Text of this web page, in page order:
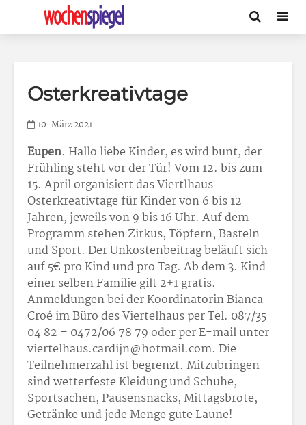
Osterkreativtage
10. März 2021
Eupen. Hallo liebe Kinder, es wird bunt, der
Frühling steht vor der Tür! Vom 12. bis zum
15. April organisiert das Viertlhaus
Osterkreativtage für Kinder von 6 bis 12
Jahren, jeweils von 9 bis 16 Uhr. Auf dem
Programm stehen Zirkus, Töpfern, Basteln
und Sport. Der Unkostenbeitrag beläuft sich
auf 5€ pro Kind und pro Tag. Ab dem 3. Kind
einer selben Familie gilt 2+1 gratis.
Anmeldungen bei der Koordinatorin Bianca
Croé im Büro des Viertelhaus per Tel. 087/35
04 82 – 0472/06 78 79 oder per E-mail unter
viertelhaus.cardijn@hotmail.com. Die
Teilnehmerzahl ist begrenzt. Mitzubringen
sind wetterfeste Kleidung und Schuhe,
Sportsachen, Pausensnacks, Mittagsbrote,
Getränke und jede Menge gute Laune!